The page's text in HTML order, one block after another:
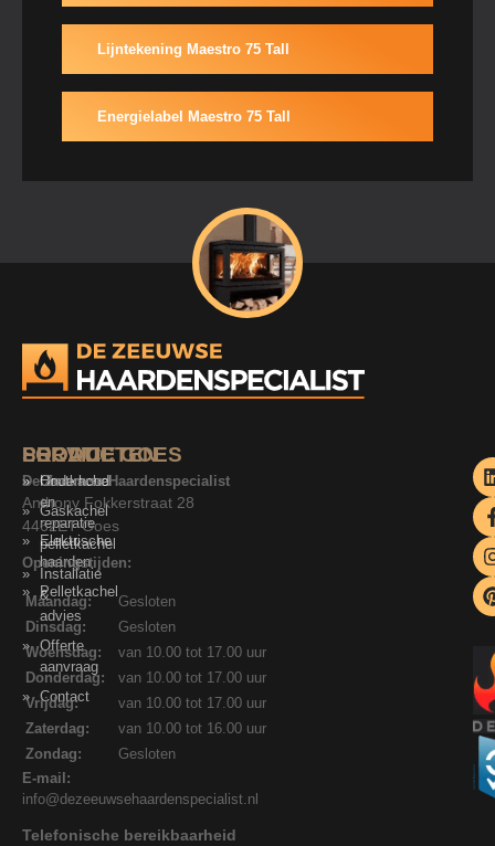
Lijntekening Maestro 75 Tall
Energielabel Maestro 75 Tall
SERVICE
Onderhoud
en
reparatie
pelletkachel
Installatie
&
advies
Offerte
aanvraag
Contact
PRODUCTEN
Houtkachel
Gaskachel
Elektrische
haarden
Pelletkachel
LOCATIE GOES
De Zeeuwse Haardenspecialist
Anthony Fokkerstraat 28
4462ET Goes
Openingstijden:
Maandag:
Gesloten
Dinsdag:
Gesloten
Woensdag:
van 10.00 tot 17.00 uur
Donderdag:
van 10.00 tot 17.00 uur
Vrijdag:
van 10.00 tot 17.00 uur
Zaterdag:
van 10.00 tot 16.00 uur
Zondag:
Gesloten
E-mail:
info@dezeeuwsehaardenspecialist.nl
Telefonische bereikbaarheid